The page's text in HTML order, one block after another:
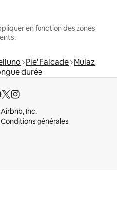
en fonction des zones
Pie' Falcade Mulaz
durée
Inc.
Conditions générales